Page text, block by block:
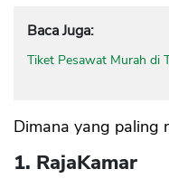
Baca Juga:
Tiket Pesawat Murah di
Dimana yang paling
1. RajaKamar